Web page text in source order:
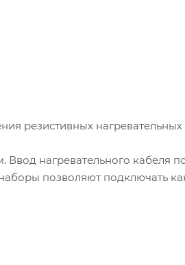
резистивных нагревательных
нагревательного кабеля
позволяют подключать